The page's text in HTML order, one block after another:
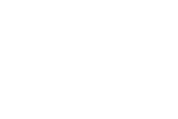
manutenção
eficaz.